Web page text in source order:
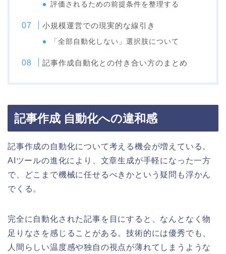
評価されるための前提条件を整理する
小規模運営での現実的な線引き
「全部自動化しない」選択肢について
記事作成自動化との付き合い方のまとめ
記事作成 自動化への違和感
記事作成の自動化について考える機会が増えている。
AIツールの進化により、文章生成が手軽になった一方
で、どこまで機械に任せるべきかという疑問も浮かん
でくる。
完全に自動化された記事を目にすると、なんとなく物
足りなさを感じることがある。技術的には優秀でも、
人間らしい温度感や独自の視点が薄れてしまうような